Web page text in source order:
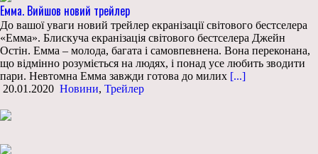
Емма. Вийшов новий трейлер
До вашої уваги новий трейлер екранізації світового бестселера
«Емма». Блискуча екранізація світового бестселера Джейн
Остін. Емма – молода, багата і самовпевнена. Вона переконана,
що відмінно розуміється на людях, і понад усе любить зводити
пари. Невтомна Емма завжди готова до милих [...]
20.01.2020 Новини, Трейлер